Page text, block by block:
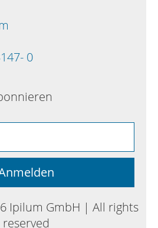
0
Ipilum GmbH | All rights
reserved